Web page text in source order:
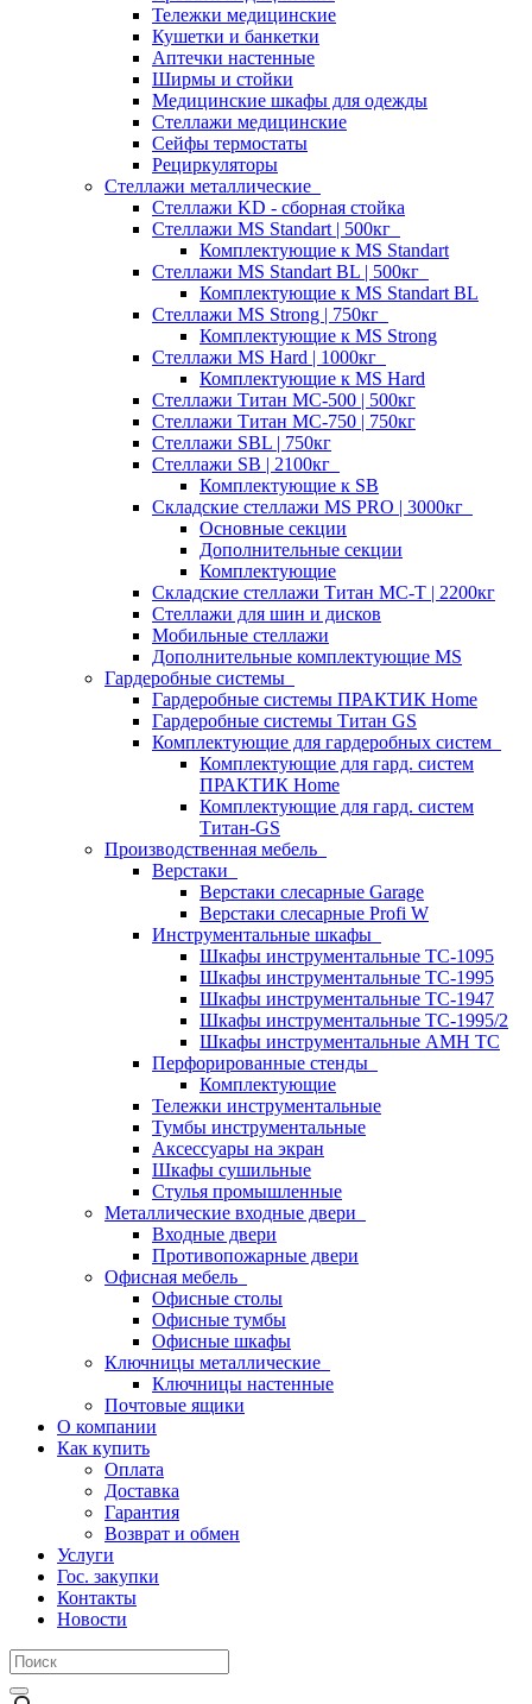
Тележки медицинские
Кушетки и банкетки
Аптечки настенные
Ширмы и стойки
Медицинские шкафы для одежды
Стеллажи медицинские
Сейфы термостаты
Рециркуляторы
Стеллажи металлические
Стеллажи KD - сборная стойка
Стеллажи MS Standart | 500кг
Комплектующие к MS Standart
Стеллажи MS Standart BL | 500кг
Комплектующие к MS Standart BL
Стеллажи MS Strong | 750кг
Комплектующие к MS Strong
Стеллажи MS Hard | 1000кг
Комплектующие к MS Hard
Стеллажи Титан МС-500 | 500кг
Стеллажи Титан МС-750 | 750кг
Стеллажи SBL | 750кг
Стеллажи SB | 2100кг
Комплектующие к SB
Складские стеллажи MS PRO | 3000кг
Основные секции
Дополнительные секции
Комплектующие
Складские стеллажи Титан МС-Т | 2200кг
Стеллажи для шин и дисков
Мобильные стеллажи
Дополнительные комплектующие MS
Гардеробные системы
Гардеробные системы ПРАКТИК Home
Гардеробные системы Титан GS
Комплектующие для гардеробных систем
Комплектующие для гард. систем
ПРАКТИК Home
Комплектующие для гард. систем
Титан-GS
Производственная мебель
Верстаки
Верстаки слесарные Garage
Верстаки слесарные Profi W
Инструментальные шкафы
Шкафы инструментальные TC-1095
Шкафы инструментальные TC-1995
Шкафы инструментальные TC-1947
Шкафы инструментальные TC-1995/2
Шкафы инструментальные AMH TC
Перфорированные стенды
Комплектующие
Тележки инструментальные
Тумбы инструментальные
Аксессуары на экран
Шкафы сушильные
Стулья промышленные
Металлические входные двери
Входные двери
Противопожарные двери
Офисная мебель
Офисные столы
Офисные тумбы
Офисные шкафы
Ключницы металлические
Ключницы настенные
Почтовые ящики
О компании
Как купить
Оплата
Доставка
Гарантия
Возврат и обмен
Услуги
Гос. закупки
Контакты
Новости